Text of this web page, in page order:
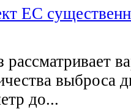
ЕС
выброса
до...